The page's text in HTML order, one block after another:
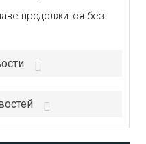
продолжится без